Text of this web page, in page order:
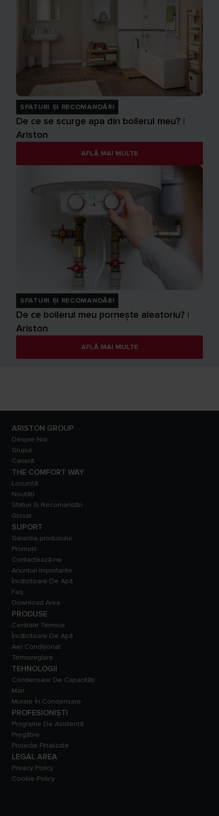
SFATURI ȘI RECOMANDĂRI
De ce se scurge apa din boilerul meu? |
Ariston
AFLĂ MAI MULTE
SFATURI ȘI RECOMANDĂRI
De ce boilerul meu pornește aleatoriu? |
Ariston
AFLĂ MAI MULTE
ARISTON GROUP
Despre Noi
Grupul
Carieră
THE COMFORT WAY
Locuință
Noutăți
Sfaturi Si Recomandări
Glosar
SUPORT
Garantia produsului
Promoții
Contactează-ne
Anunțuri Importante:
Încălzitoare De Apă
Faq
Download Area
PRODUSE
Centrale Termice
Încălzitoare De Apă
Aer Condiționat
Termoreglare
TEHNOLOGII
Condensare De Capacităţi
Mari
Murale În Condensare
PROFESIONIȘTI
Programe De Asistență
Pregătire
Proiecte Finalizate
LEGAL AREA
Privacy Policy
Cookie Policy